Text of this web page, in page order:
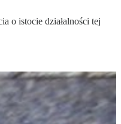
o istocie działalności tej